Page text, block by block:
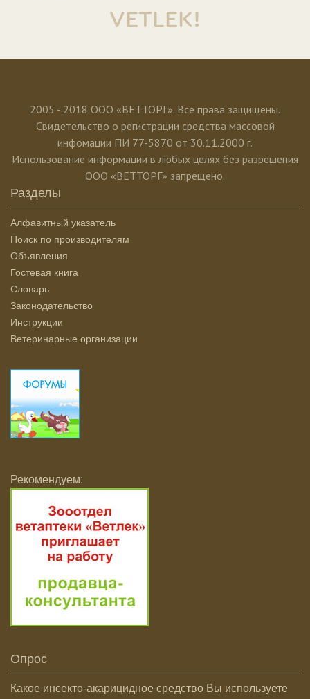
VETLEK!
2005 - 2018 ООО «ВЕТТОРГ». Все права защищены.
Свидетельство о регистрации средства массовой
инфомации ПИ 77-5870 от 30.11.2000 г.
Использование информации в любых целях без разрешения
ООО «ВЕТТОРГ» запрещено.
Разделы
Алфавитный указатель
Поиск по производителям
Объявления
Гостевая книга
Словарь
Законодательство
Инструкции
Ветеринарные организации
Рекомендуем:
Опрос
Какое инсекто-акарицидное средство Вы используете